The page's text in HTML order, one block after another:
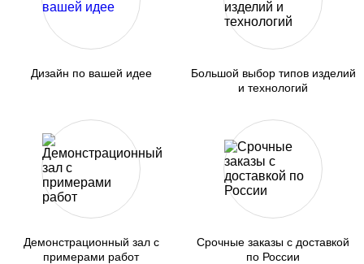
Дизайн по вашей идее
Большой выбор типов изделий
и технологий
Демонстрационный зал с
примерами работ
Срочные заказы с доставкой
по России